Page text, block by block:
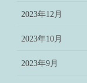
2023年12月
2023年10月
2023年9月